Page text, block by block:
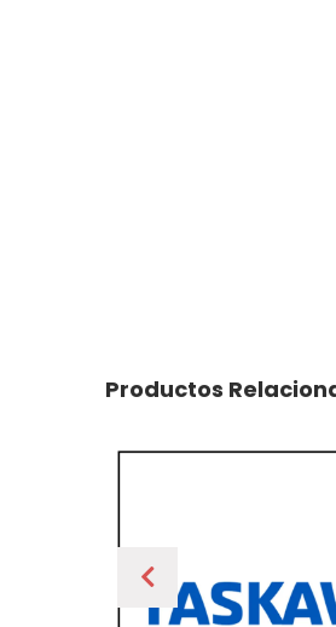
Productos